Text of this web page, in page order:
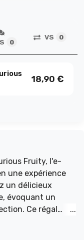
0
VS 0
18,90 €
Fruity, l'e-
une expérience
un délicieux
évoquant un
Ce régal
qui recherchent
Présenté